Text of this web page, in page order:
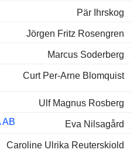
Pär Ihrskog
Jörgen Fritz Rosengren
Marcus Soderberg
Curt Per-Arne Blomquist
Ulf Magnus Rosberg
AB
Eva Nilsagård
Caroline Ulrika Reuterskiold